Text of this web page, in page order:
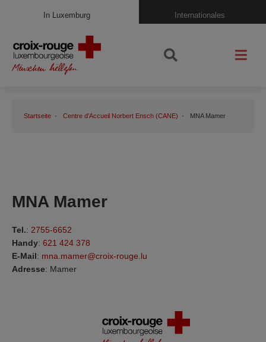
In Luxemburg Internationales
Startseite Centre d’Accueil Norbert Ensch (CANE) MNA Mamer
MNA Mamer
Tel.: 2755-6652
Handy: 621 424 378
E-Mail: mna.mamer@croix-rouge.lu
Adresse: Mamer